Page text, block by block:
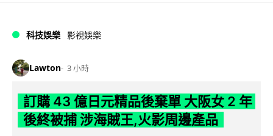
科技娛樂 影視娛樂
Lawton 3 小時
訂購 43 億日元精品後棄單 大阪女 2 年
後終被捕 涉海賊王,火影周邊產品